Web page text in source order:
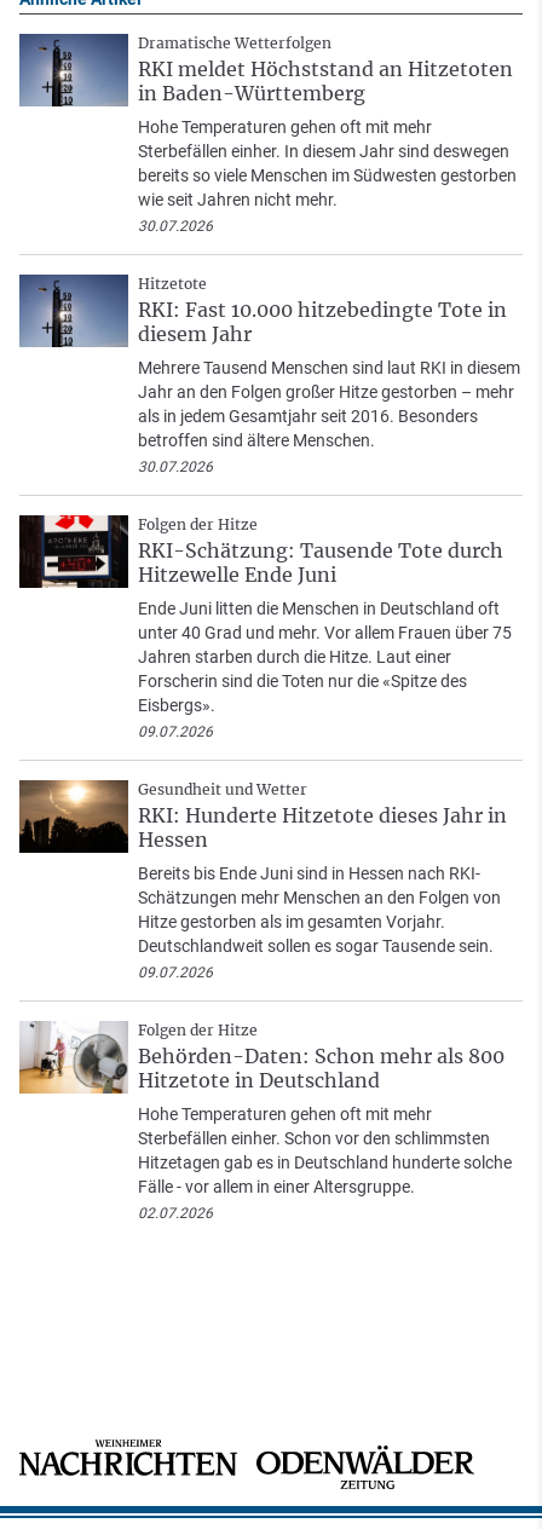
Dramatische Wetterfolgen
RKI meldet Höchststand an Hitzetoten
in Baden-Württemberg
Hohe Temperaturen gehen oft mit mehr
Sterbefällen einher. In diesem Jahr sind deswegen
bereits so viele Menschen im Südwesten gestorben
wie seit Jahren nicht mehr.
30.07.2026
Hitzetote
RKI: Fast 10.000 hitzebedingte Tote in
diesem Jahr
Mehrere Tausend Menschen sind laut RKI in diesem
Jahr an den Folgen großer Hitze gestorben – mehr
als in jedem Gesamtjahr seit 2016. Besonders
betroffen sind ältere Menschen.
30.07.2026
Folgen der Hitze
RKI-Schätzung: Tausende Tote durch
Hitzewelle Ende Juni
Ende Juni litten die Menschen in Deutschland oft
unter 40 Grad und mehr. Vor allem Frauen über 75
Jahren starben durch die Hitze. Laut einer
Forscherin sind die Toten nur die «Spitze des
Eisbergs».
09.07.2026
Gesundheit und Wetter
RKI: Hunderte Hitzetote dieses Jahr in
Hessen
Bereits bis Ende Juni sind in Hessen nach RKI-
Schätzungen mehr Menschen an den Folgen von
Hitze gestorben als im gesamten Vorjahr.
Deutschlandweit sollen es sogar Tausende sein.
09.07.2026
Folgen der Hitze
Behörden-Daten: Schon mehr als 800
Hitzetote in Deutschland
Hohe Temperaturen gehen oft mit mehr
Sterbefällen einher. Schon vor den schlimmsten
Hitzetagen gab es in Deutschland hunderte solche
Fälle - vor allem in einer Altersgruppe.
02.07.2026